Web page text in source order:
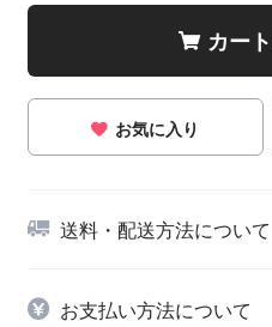
カー
お気に入り
送料・配送方法について
お支払い方法について